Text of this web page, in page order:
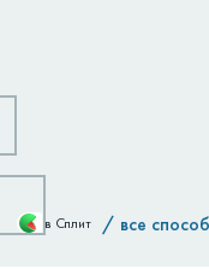
в Сплит / все